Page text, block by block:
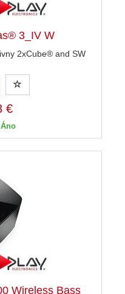
3_IV W
2xCube® and SW
€
Wireless Bass